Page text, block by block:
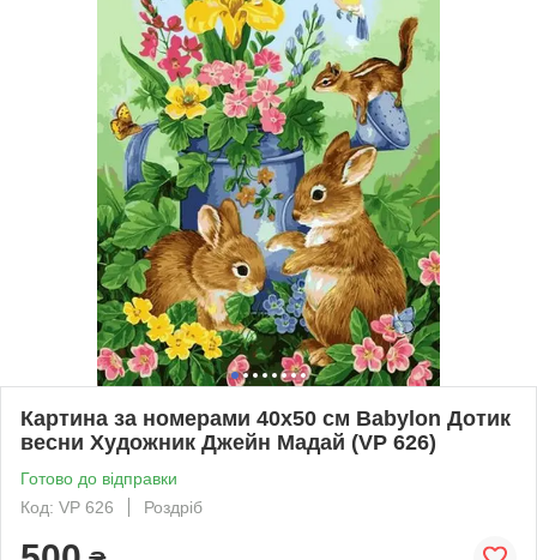
Картина за номерами 40х50 см Babylon Дотик
весни Художник Джейн Мадай (VP 626)
Готово до відправки
Код: VP 626
Роздріб